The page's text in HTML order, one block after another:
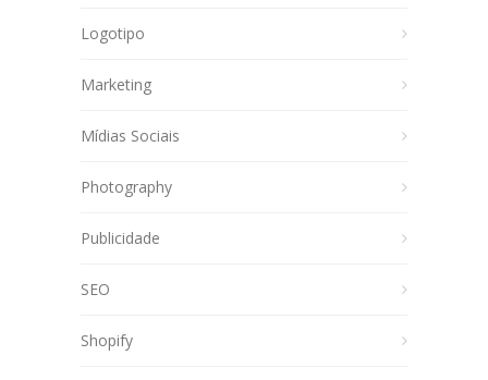
Logotipo
Marketing
Mídias Sociais
Photography
Publicidade
SEO
Shopify